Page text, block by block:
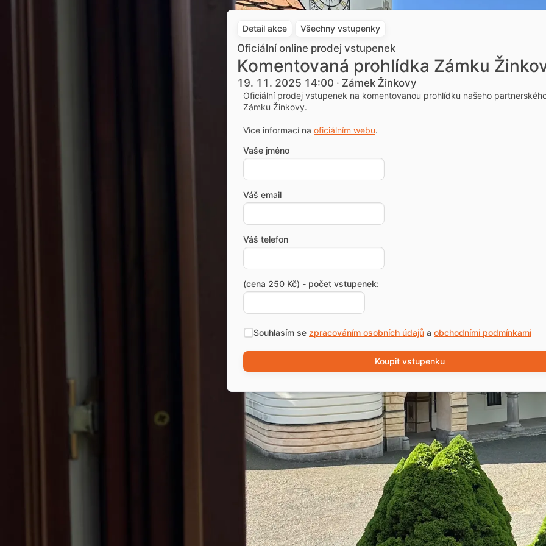
Detail akce Všechny vstupenky
Oficiální online prodej vstupenek
Komentovaná prohlídka Zámku
19. 11. 2025 14:00 · Zámek Žinkovy
Oficiální prodej vstupenek na komentovanou prohlídku našeho
Zámku Žinkovy.
Více informací na oficiálním webu.
Vaše jméno
Váš email
Váš telefon
(cena 250 Kč) - počet vstupenek:
Souhlasím se zpracováním osobních údajů a obchodními podmínkami
Koupit vstupenku